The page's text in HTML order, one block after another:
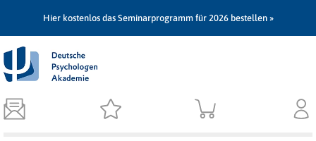
Hier kostenlos das Seminarprogramm für 2026 bestellen »